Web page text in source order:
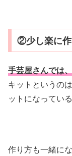
②少し楽に
手芸屋さんでは
キットというの
ットになってい
作り方も一緒に